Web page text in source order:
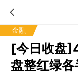
金融
[今日收盘
盘整红绿各